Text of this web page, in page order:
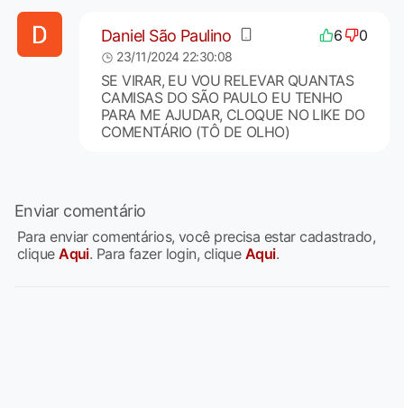
Daniel São Paulino 6 0
23/11/2024 22:30:08
SE VIRAR, EU VOU RELEVAR QUANTAS
CAMISAS DO SÃO PAULO EU TENHO
PARA ME AJUDAR, CLOQUE NO LIKE DO
COMENTÁRIO (TÔ DE OLHO)
Enviar comentário
Para enviar comentários, você precisa estar cadastrado,
cliqueAqui. Para fazer login, clique Aqui.